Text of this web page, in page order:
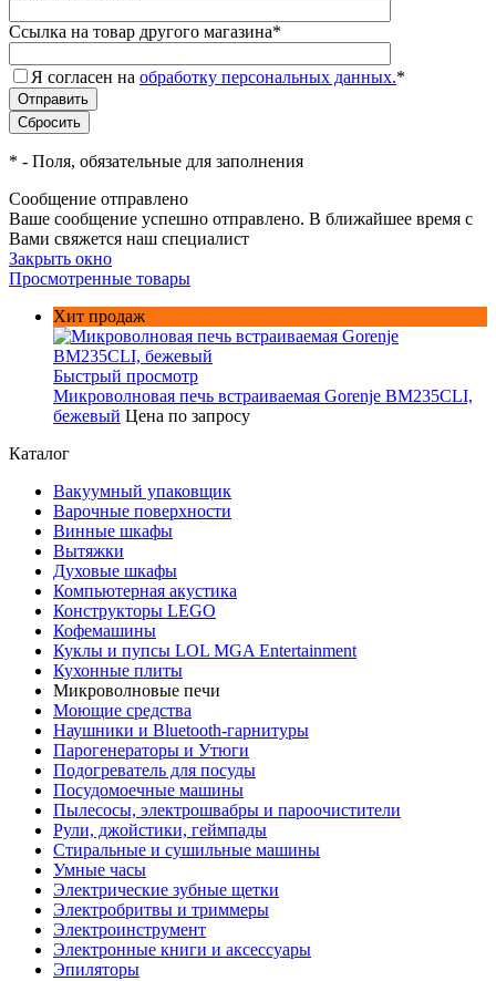
Ссылка на товар другого магазина*
Я согласен на обработку персональных данных.*
* - Поля, обязательные для заполнения
Сообщение отправлено
Ваше сообщение успешно отправлено. В ближайшее время с
Вами свяжется наш специалист
Закрыть окно
Просмотренные товары
Хит продаж
Быстрый просмотр
Микроволновая печь встраиваемая Gorenje BM235CLI,
бежевый Цена по запросу
Каталог
Вакуумный упаковщик
Варочные поверхности
Винные шкафы
Вытяжки
Духовые шкафы
Компьютерная акустика
Конструкторы LEGO
Кофемашины
Куклы и пупсы LOL MGA Entertainment
Кухонные плиты
Микроволновые печи
Моющие средства
Наушники и Bluetooth-гарнитуры
Парогенераторы и Утюги
Подогреватель для посуды
Посудомоечные машины
Пылесосы, электрошвабры и пароочистители
Рули, джойстики, геймпады
Стиральные и сушильные машины
Умные часы
Электрические зубные щетки
Электробритвы и триммеры
Электроинструмент
Электронные книги и аксессуары
Эпиляторы